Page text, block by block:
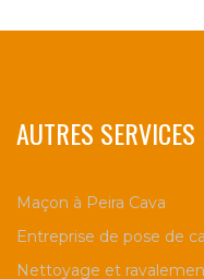
AUTRES SERVICES
Maçon à Peira Cava
Entreprise de pose de
Nettoyage et